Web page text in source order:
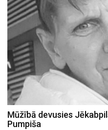
Mūžībā devusies
Pumpiša